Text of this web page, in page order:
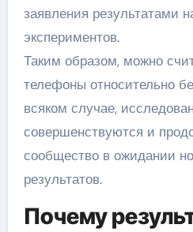
заявления результатами
экспериментов.
Таким образом, можно
телефоны относительно
всяком случае,
совершенствуются и
сообщество в ожидании
результатов.
Почему